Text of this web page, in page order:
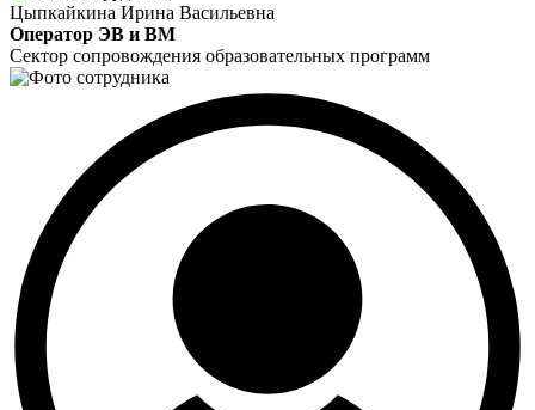
Цыпкайкина Ирина Васильевна
Оператор ЭВ и ВМ
Сектор сопровождения образовательных программ